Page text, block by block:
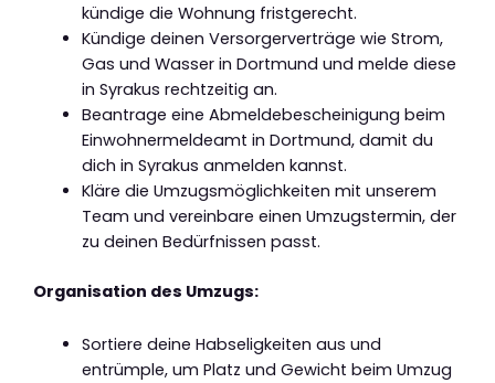
kündige die Wohnung fristgerecht.
Kündige deinen Versorgerverträge wie Strom,
Gas und Wasser in Dortmund und melde diese
in Syrakus rechtzeitig an.
Beantrage eine Abmeldebescheinigung beim
Einwohnermeldeamt in Dortmund, damit du
dich in Syrakus anmelden kannst.
Kläre die Umzugsmöglichkeiten mit unserem
Team und vereinbare einen Umzugstermin, der
zu deinen Bedürfnissen passt.
Organisation des Umzugs:
Sortiere deine Habseligkeiten aus und
entrümple, um Platz und Gewicht beim Umzug